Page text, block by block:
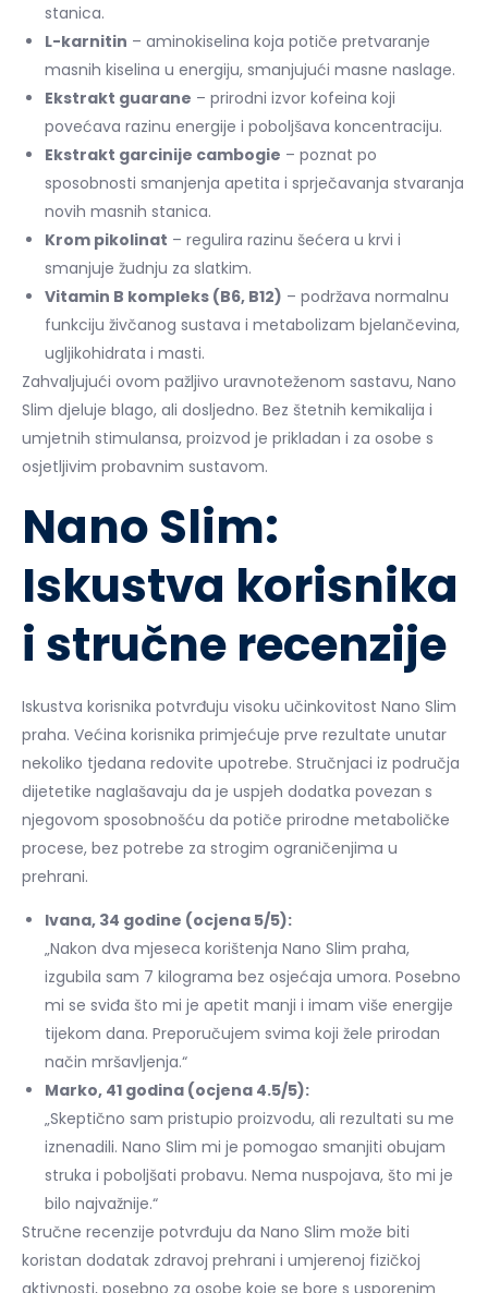
stanica.
L-karnitin – aminokiselina koja potiče pretvaranje
masnih kiselina u energiju, smanjujući masne naslage.
Ekstrakt guarane – prirodni izvor kofeina koji
povećava razinu energije i poboljšava koncentraciju.
Ekstrakt garcinije cambogie – poznat po
sposobnosti smanjenja apetita i sprječavanja stvaranja
novih masnih stanica.
Krom pikolinat – regulira razinu šećera u krvi i
smanjuje žudnju za slatkim.
Vitamin B kompleks (B6, B12) – podržava normalnu
funkciju živčanog sustava i metabolizam bjelančevina,
ugljikohidrata i masti.
Zahvaljujući ovom pažljivo uravnoteženom sastavu, Nano
Slim djeluje blago, ali dosljedno. Bez štetnih kemikalija i
umjetnih stimulansa, proizvod je prikladan i za osobe s
osjetljivim probavnim sustavom.
Nano Slim:
Iskustva korisnika
i stručne recenzije
Iskustva korisnika potvrđuju visoku učinkovitost Nano Slim
praha. Većina korisnika primjećuje prve rezultate unutar
nekoliko tjedana redovite upotrebe. Stručnjaci iz područja
dijetetike naglašavaju da je uspjeh dodatka povezan s
njegovom sposobnošću da potiče prirodne metaboličke
procese, bez potrebe za strogim ograničenjima u
prehrani.
Ivana, 34 godine (ocjena 5/5):
„Nakon dva mjeseca korištenja Nano Slim praha,
izgubila sam 7 kilograma bez osjećaja umora. Posebno
mi se sviđa što mi je apetit manji i imam više energije
tijekom dana. Preporučujem svima koji žele prirodan
način mršavljenja.“
Marko, 41 godina (ocjena 4.5/5):
„Skeptično sam pristupio proizvodu, ali rezultati su me
iznenadili. Nano Slim mi je pomogao smanjiti obujam
struka i poboljšati probavu. Nema nuspojava, što mi je
bilo najvažnije.“
Stručne recenzije potvrđuju da Nano Slim može biti
koristan dodatak zdravoj prehrani i umjerenoj fizičkoj
aktivnosti, posebno za osobe koje se bore s usporenim